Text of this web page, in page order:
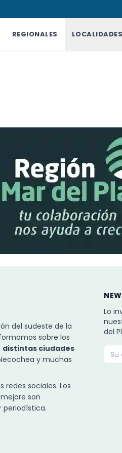
REGIONALES LOCALIDADES
del sudeste de la
sobre los
distintas ciudades
y muchas
sociales. Los
son
periodística.
Lo
del